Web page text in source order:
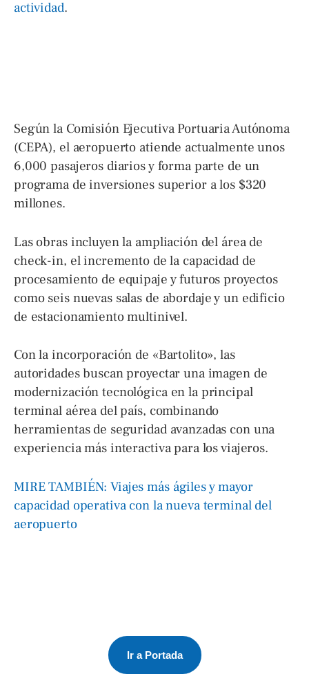
actividad.
Según la Comisión Ejecutiva Portuaria Autónoma
(CEPA), el aeropuerto atiende actualmente unos
6,000 pasajeros diarios y forma parte de un
programa de inversiones superior a los $320
millones.
Las obras incluyen la ampliación del área de
check-in, el incremento de la capacidad de
procesamiento de equipaje y futuros proyectos
como seis nuevas salas de abordaje y un edificio
de estacionamiento multinivel.
Con la incorporación de «Bartolito», las
autoridades buscan proyectar una imagen de
modernización tecnológica en la principal
terminal aérea del país, combinando
herramientas de seguridad avanzadas con una
experiencia más interactiva para los viajeros.
MIRE TAMBIÉN: Viajes más ágiles y mayor
capacidad operativa con la nueva terminal del
aeropuerto
Ir a Portada